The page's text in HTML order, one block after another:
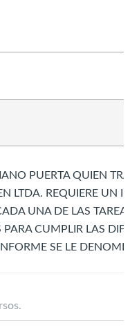
PUERTA QUIEN
LTDA. REQUIERE UN
UNA DE LAS
CUMPLIR LAS
SE LE